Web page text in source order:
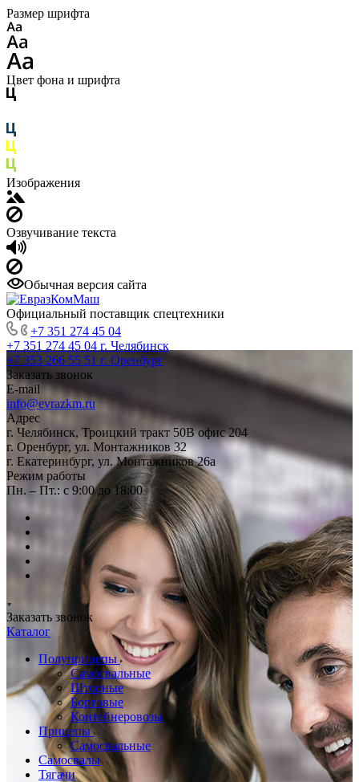
Размер шрифта
Цвет фона и шрифта
Изображения
Озвучивание текста
Обычная версия сайта
Официальный поставщик спецтехники
+7 351 274 45 04
+7 351 274 45 04 г. Челябинск
+7 353 266 55 51 г. Оренбург
Заказать звонок
E-mail
info@evrazkm.ru
Адрес
г. Челябинск, Троицкий тракт 50В офис 204
г. Оренбург, ул. Монтажников 32
г. Екатеринбург, ул. Монтажников 26а
Режим работы
Пн. – Пт.: с 9:00 до 18:00
Заказать звонок
Каталог
Полуприцепы
Самосвальные
Шторные
Бортовые
Контейнеровозы
Прицепы
Самосвальные
Самосвалы
Тягачи